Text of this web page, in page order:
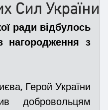
центр
Сил України
ради відбулось
нагородження з
Герой України
добровольцям